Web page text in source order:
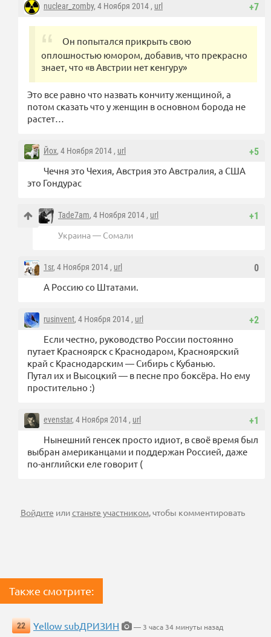
+7
nuclear_zomby, 4 Ноября 2014 , url
Он попытался прикрыть свою
оплошностью юмором, добавив, что прекрасно
знает, что «в Австрии нет кенгуру»
Это все равно что назвать кончиту женщиной, а
потом сказать что у женщин в основном борода не
растет…
+5
Йох, 4 Ноября 2014 , url
Чечня это Чехия, Австрия это Австралия, а США
это Гондурас
+1
Tade7am, 4 Ноября 2014 , url
Украина — Сомали
0
1sr, 4 Ноября 2014 , url
А Россию со Штатами.
+2
rusinvent, 4 Ноября 2014 , url
Если честно, руководство России постоянно
путает Красноярск с Краснодаром, Красноярский
край с Краснодарским — Сибирь с Кубанью.
Путал их и Высоцкий — в песне про боксёра. Но ему
простительно :)
+1
evenstar, 4 Ноября 2014 , url
Нынешний генсек просто идиот, в своё время был
выбран американцами и поддержан Россией, даже
по-английски еле говорит (
Войдите илистаньте участником, чтобы комментировать
Также смотрите:
22 Yellow subДРИЗИН
— 3 часа 34 минуты назад